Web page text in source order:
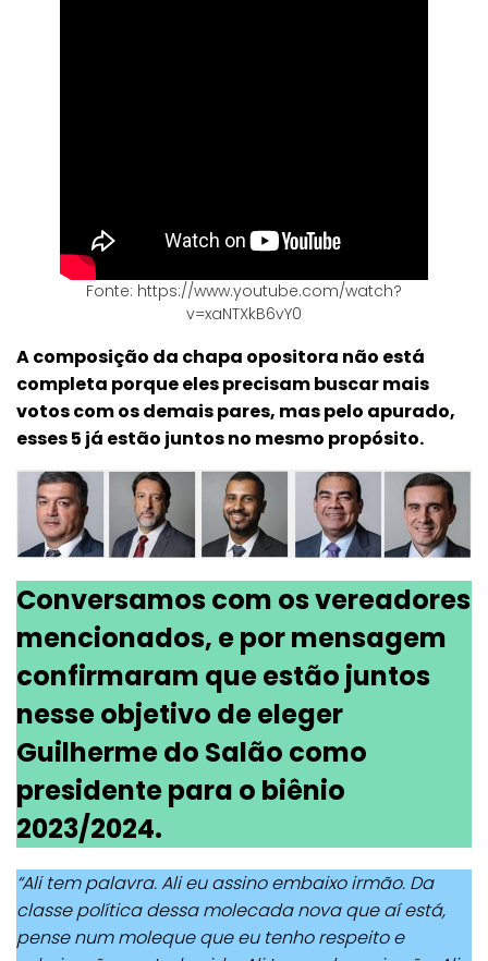
Fonte: https://www.youtube.com/watch?
v=xaNTXkB6vY0
A composição da chapa opositora não está
completa porque eles precisam buscar mais
votos com os demais pares, mas pelo apurado,
esses 5 já estão juntos no mesmo propósito.
Conversamos com os vereadores
mencionados, e por mensagem
confirmaram que estão juntos
nesse objetivo de eleger
Guilherme do Salão como
presidente para o biênio
2023/2024.
“Ali tem palavra. Ali eu assino embaixo irmão. Da
classe política dessa molecada nova que aí está,
pense num moleque que eu tenho respeito e